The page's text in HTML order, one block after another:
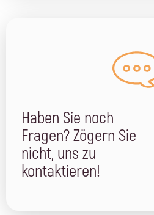
Haben Sie noch
Fragen? Zögern Sie
nicht, uns zu
kontaktieren!